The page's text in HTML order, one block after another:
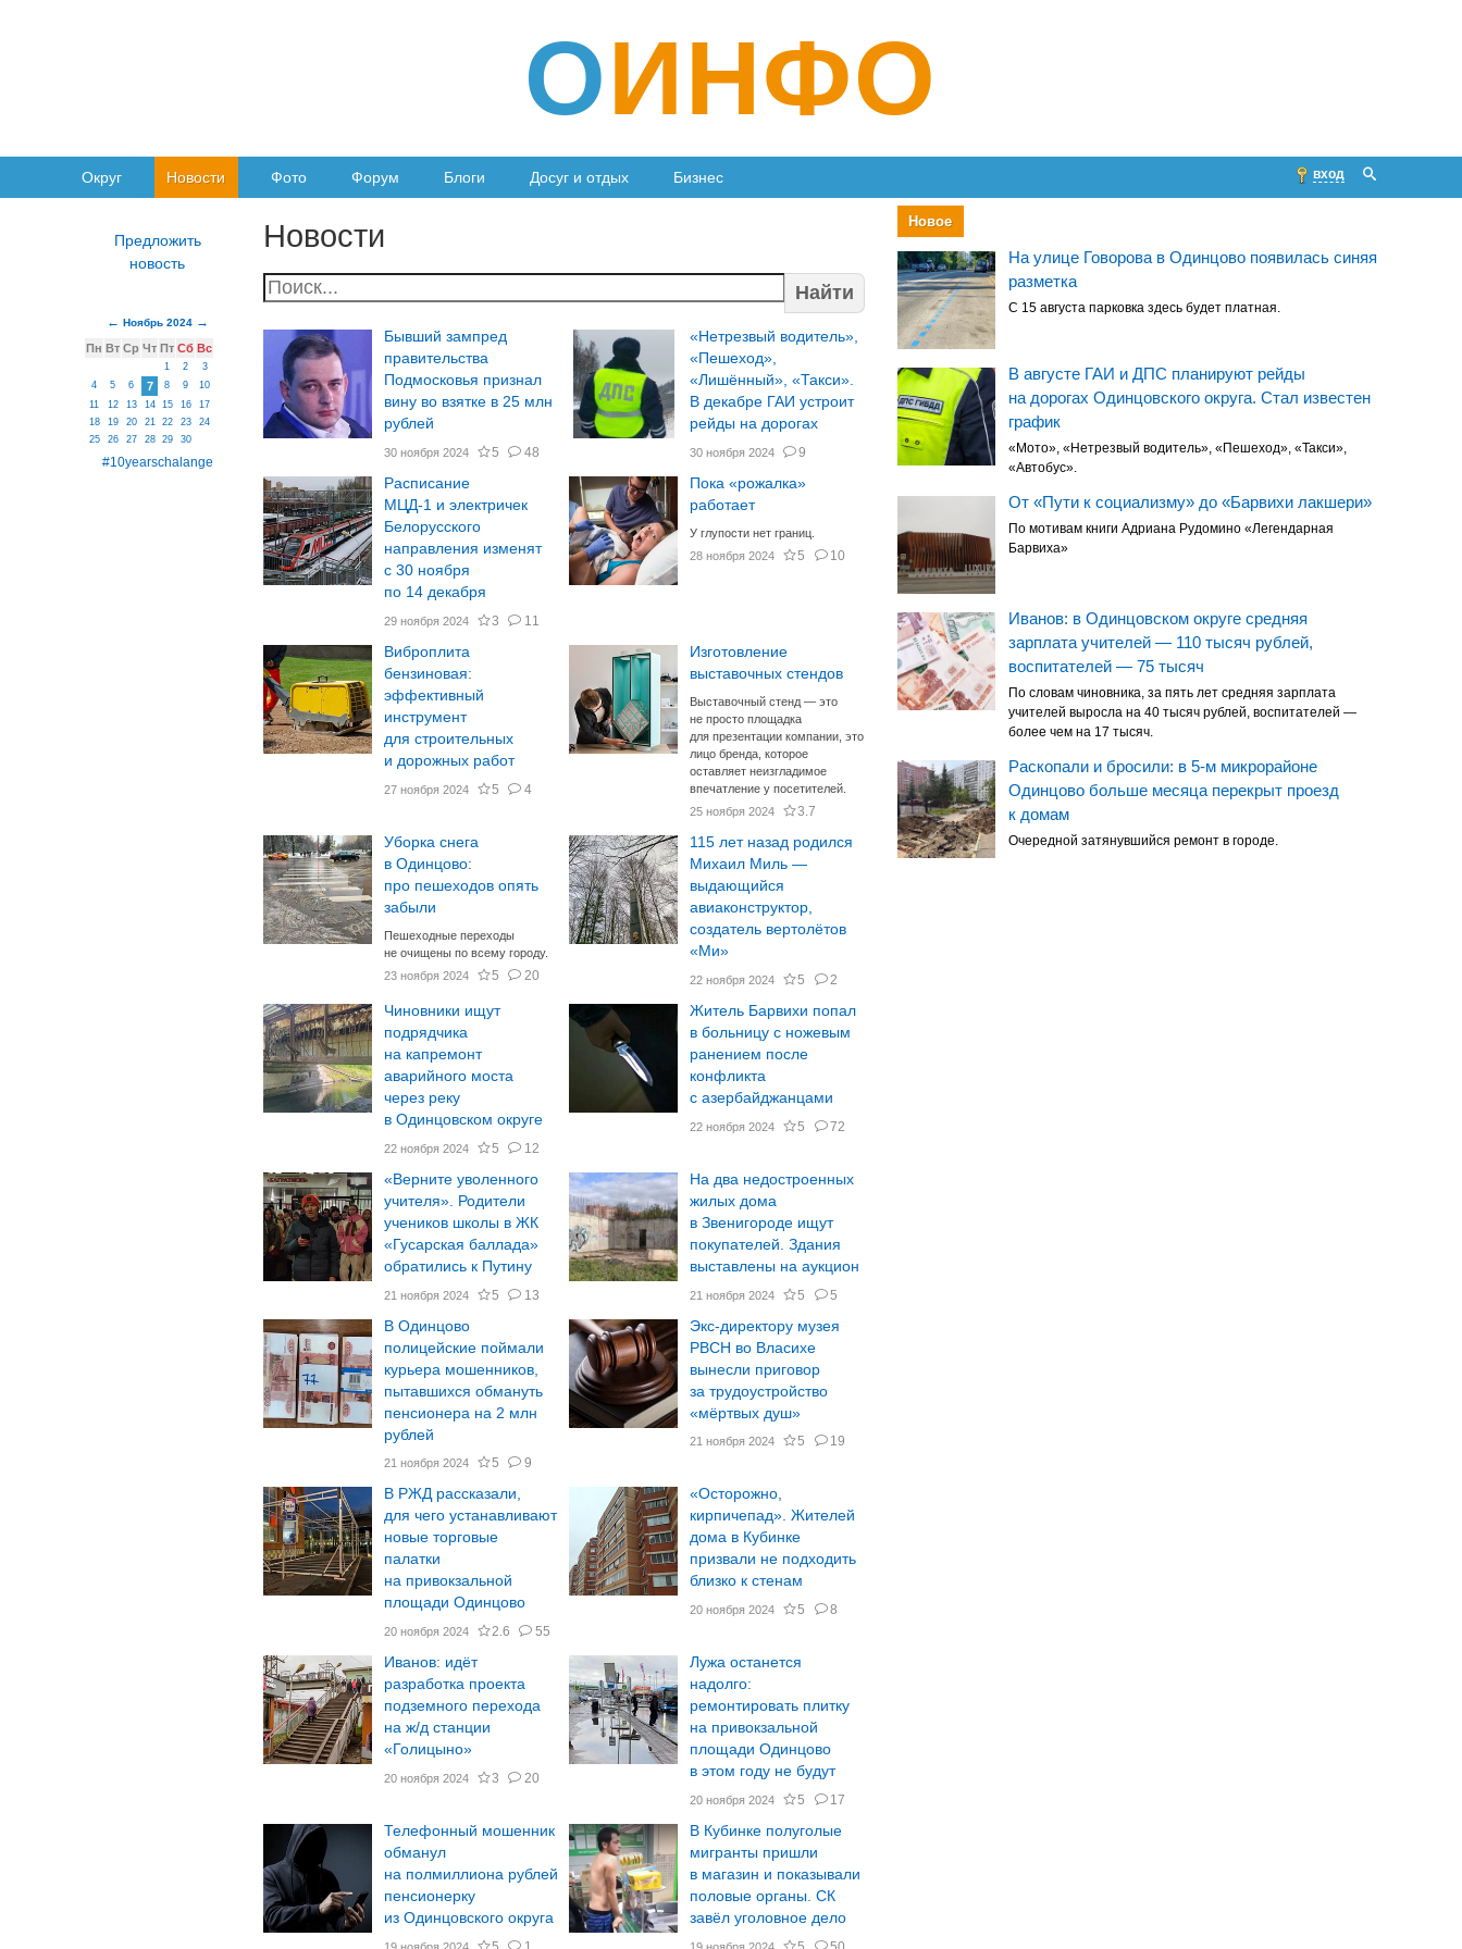
ОИНФО
Округ Новости Фото Форум Блоги Досуг и отдых Бизнес вход
Новости
Найти
Бывший зампред
правительства
Подмосковья признал
вину во взятке в 25 млн
рублей
30 ноября 2024 5 48
«Нетрезвый водитель»,
«Пешеход»,
«Лишённый», «Такси».
В декабре ГАИ устроит
рейды на дорогах
30 ноября 2024 9
Расписание
МЦД-1 и электричек
Белорусского
направления изменят
с 30 ноября
по 14 декабря
29 ноября 2024 3 11
Пока «рожалка»
работает
У глупости нет границ.
28 ноября 2024
5 10
Виброплита
бензиновая:
эффективный
инструмент
для строительных
и дорожных работ
27 ноября 2024 5 4
Изготовление
выставочных стендов
Выставочный стенд — это
не просто площадка
для презентации компании, это
лицо бренда, которое
оставляет неизгладимое
впечатление у посетителей.
25 ноября 2024
3.7
Уборка снега
в Одинцово:
про пешеходов опять
забыли
Пешеходные переходы
не очищены по всему городу.
23 ноября 2024
5 20
115 лет назад родился
Михаил Миль —
выдающийся
авиаконструктор,
создатель вертолётов
«Ми»
22 ноября 2024 5 2
Чиновники ищут
подрядчика
на капремонт
аварийного моста
через реку
в Одинцовском округе
22 ноября 2024 5 12
Житель Барвихи попал
в больницу с ножевым
ранением после
конфликта
с азербайджанцами
22 ноября 2024 5 72
«Верните уволенного
учителя». Родители
учеников школы в ЖК
«Гусарская баллада»
обратились к Путину
21 ноября 2024 5 13
На два недостроенных
жилых дома
в Звенигороде ищут
покупателей. Здания
выставлены на аукцион
21 ноября 2024 5 5
В Одинцово
полицейские поймали
курьера мошенников,
пытавшихся обмануть
пенсионера на 2 млн
рублей
21 ноября 2024 5 9
Экс-директору музея
РВСН во Власихе
вынесли приговор
за трудоустройство
«мёртвых душ»
21 ноября 2024 5 19
В РЖД рассказали,
для чего устанавливают
новые торговые
палатки
на привокзальной
площади Одинцово
20 ноября 2024 2.6 55
«Осторожно,
кирпичепад». Жителей
дома в Кубинке
призвали не подходить
близко к стенам
20 ноября 2024 5 8
Иванов: идёт
разработка проекта
подземного перехода
на ж/д станции
«Голицыно»
20 ноября 2024 3 20
Лужа останется
надолго:
ремонтировать плитку
на привокзальной
площади Одинцово
в этом году не будут
20 ноября 2024 5 17
Телефонный мошенник
обманул
на полмиллиона рублей
пенсионерку
из Одинцовского округа
В Кубинке полуголые
мигранты пришли
в магазин и показывали
половые органы. СК
завёл уголовное дело
Ноябрь 2024
Пн Вт Ср Чт Пт Сб Вс
1 2
3
4
5 6 7 8 9
10
11
12 13 14 15 16
17
18
19 20 21 22 23
24
25
26 27 28 29 30
#10yearschalange
Новое
На улице Говорова в Одинцово появилась синяя
разметка
С 15 августа парковка здесь будет платная.
В августе ГАИ и ДПС планируют рейды
на дорогах Одинцовского округа. Стал известен
график
«Мото», «Нетрезвый водитель», «Пешеход», «Такси»,
«Автобус».
От «Пути к социализму» до «Барвихи лакшери»
По мотивам книги Адриана Рудомино «Легендарная
Барвиха»
Иванов: в Одинцовском округе средняя
зарплата учителей — 110 тысяч рублей,
воспитателей — 75 тысяч
По словам чиновника, за пять лет средняя зарплата
учителей выросла на 40 тысяч рублей, воспитателей —
более чем на 17 тысяч.
Раскопали и бросили: в 5-м микрорайоне
Одинцово больше месяца перекрыт проезд
к домам
Очередной затянувшийся ремонт в городе.